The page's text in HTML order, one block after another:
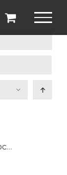
Sticka i lin. Tröjor, koftor och västar